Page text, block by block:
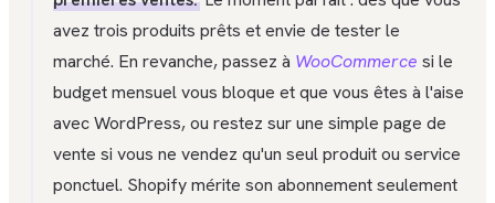
avez trois produits prêts et envie de tester le
marché. En revanche, passez à WooCommerce si le
budget mensuel vous bloque et que vous êtes à l'aise
avec WordPress, ou restez sur une simple page de
vente si vous ne vendez qu'un seul produit ou service
ponctuel. Shopify mérite son abonnement seulement